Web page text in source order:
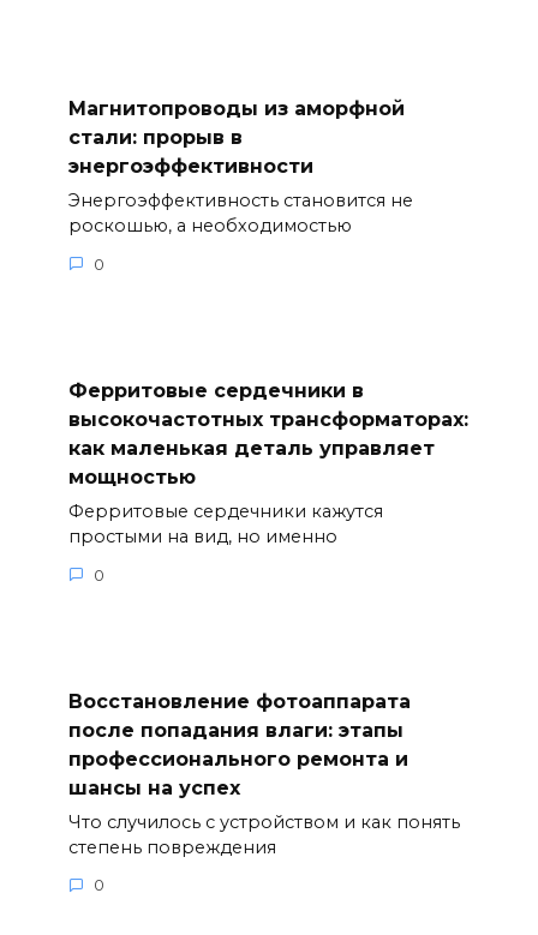
Магнитопроводы из аморфной
стали: прорыв в
энергоэффективности
Энергоэффективность становится не
роскошью, а необходимостью
0
Ферритовые сердечники в
высокочастотных трансформаторах:
как маленькая деталь управляет
мощностью
Ферритовые сердечники кажутся
простыми на вид, но именно
0
Восстановление фотоаппарата
после попадания влаги: этапы
профессионального ремонта и
шансы на успех
Что случилось с устройством и как понять
степень повреждения
0